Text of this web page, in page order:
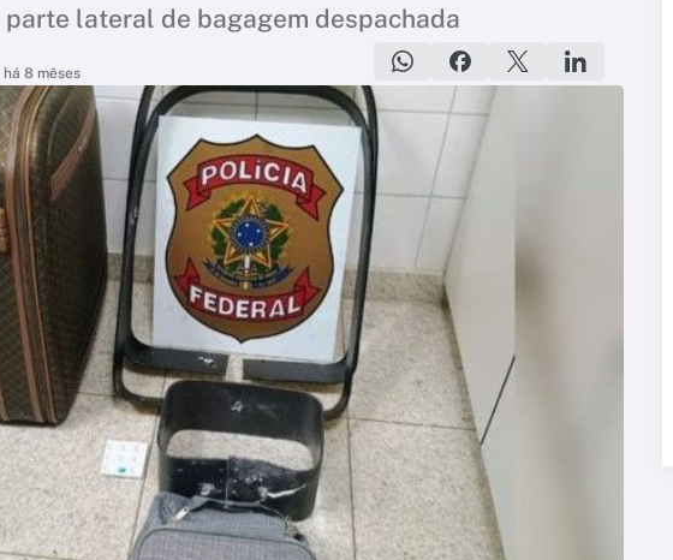
lateral de bagagem despachada
8 mêses